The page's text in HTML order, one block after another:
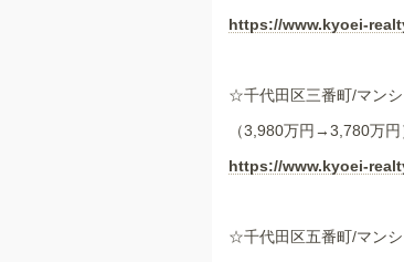
https://www.kyoei-
☆千代田区三番町/マン
（3,980万円→3,780万円
https://www.kyoei-
☆千代田区五番町/マン